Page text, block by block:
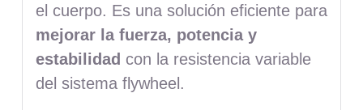
el cuerpo. Es una solución eficiente para
mejorar la fuerza, potencia y
estabilidad con la resistencia variable
del sistema flywheel.